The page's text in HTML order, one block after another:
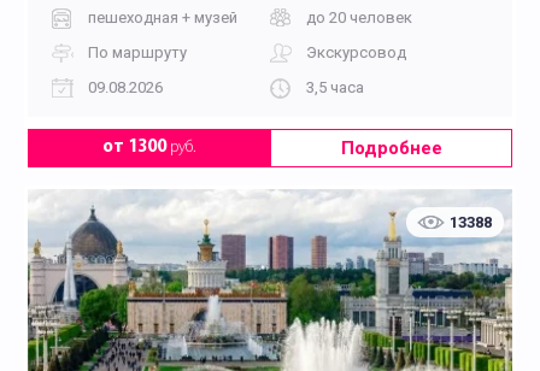
пешеходная + музей
до 20 человек
По маршруту
Экскурсовод
09.08.2026
3,5 часа
от 1300руб. Подробнее
13388